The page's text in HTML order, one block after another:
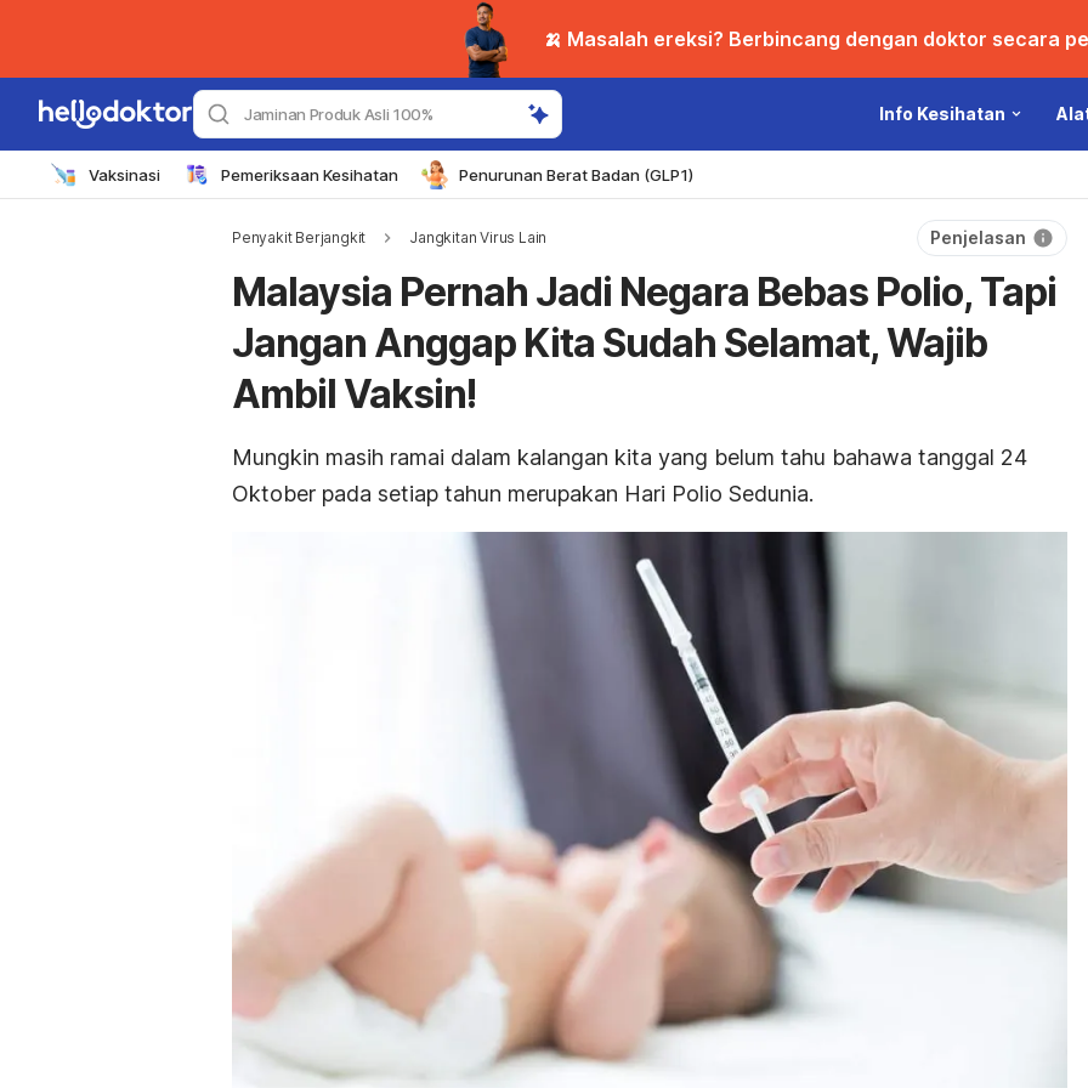
🍌 Masalah ereksi? Berbincang dengan doktor secara
Jaminan Produk Asli 100% Info Kesihatan
Vaksinasi Pemeriksaan Kesihatan Penurunan Berat Badan (GLP1)
Penyakit Berjangkit Jangkitan Virus Lain Penjelasan
Malaysia Pernah Jadi Negara Bebas Polio, Tapi
Jangan Anggap Kita Sudah Selamat, Wajib
Ambil Vaksin!
Mungkin masih ramai dalam kalangan kita yang belum tahu bahawa tanggal 24
Oktober pada setiap tahun merupakan Hari Polio Sedunia.